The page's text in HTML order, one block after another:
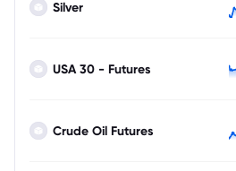
Silver
USA 30 - Futures
Crude Oil Futures